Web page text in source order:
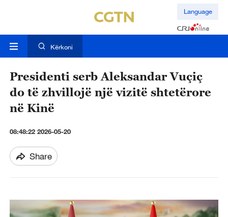
Language
Kërkoni
Presidenti serb Aleksandar Vuçiç
do të zhvillojë një vizitë shtetërore
në Kinë
08:48:22 2026-05-20
Share